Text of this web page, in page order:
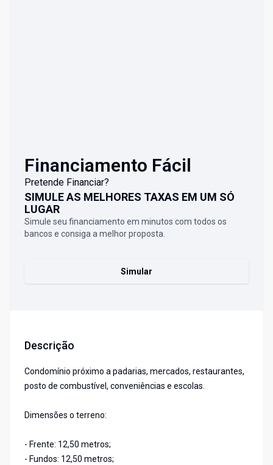
Financiamento Fácil
Pretende Financiar?
SIMULE AS MELHORES TAXAS EM UM SÓ
LUGAR
Simule seu financiamento em minutos com todos os
bancos e consiga a melhor proposta.
Simular
Descrição
Condomínio próximo a padarias, mercados, restaurantes,
posto de combustível, conveniências e escolas.
Dimensões o terreno:
- Frente: 12,50 metros;
- Fundos: 12,50 metros;